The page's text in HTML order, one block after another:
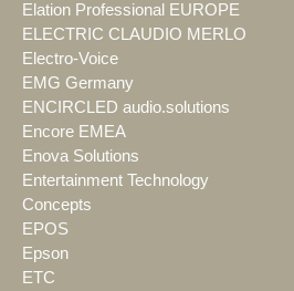
Elation Professional EUROPE
ELECTRIC CLAUDIO MERLO
Electro-Voice
EMG Germany
ENCIRCLED audio.solutions
Encore EMEA
Enova Solutions
Entertainment Technology
Concepts
EPOS
Epson
ETC